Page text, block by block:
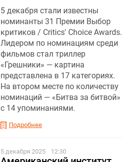
5 декабря стали известны
номинанты 31 Премии Выбор
критиков / Critics' Choice Awards.
Лидером по номинациям среди
фильмов стал триллер
«Грешники» — картина
представлена в 17 категориях.
На втором месте по количеству
номинаций — «Битва за битвой»
с 14 упоминаниями.
Подробнее
5 декабря 2025 12:30